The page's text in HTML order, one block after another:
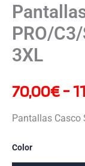
PRO/
3XL
70,00€ -
Pantallas Casco
Color